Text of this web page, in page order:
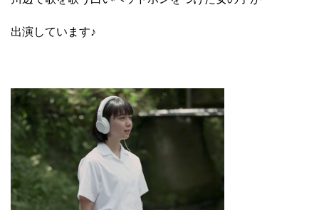
出演しています♪